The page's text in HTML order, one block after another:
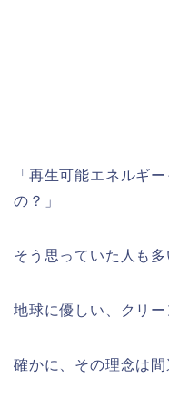
「再生可能エネルギ
の？」
そう思っていた人も
地球に優しい、クリ
確かに、その理念は間